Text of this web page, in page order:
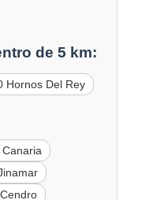
de 5 km:
Hornos Del Rey